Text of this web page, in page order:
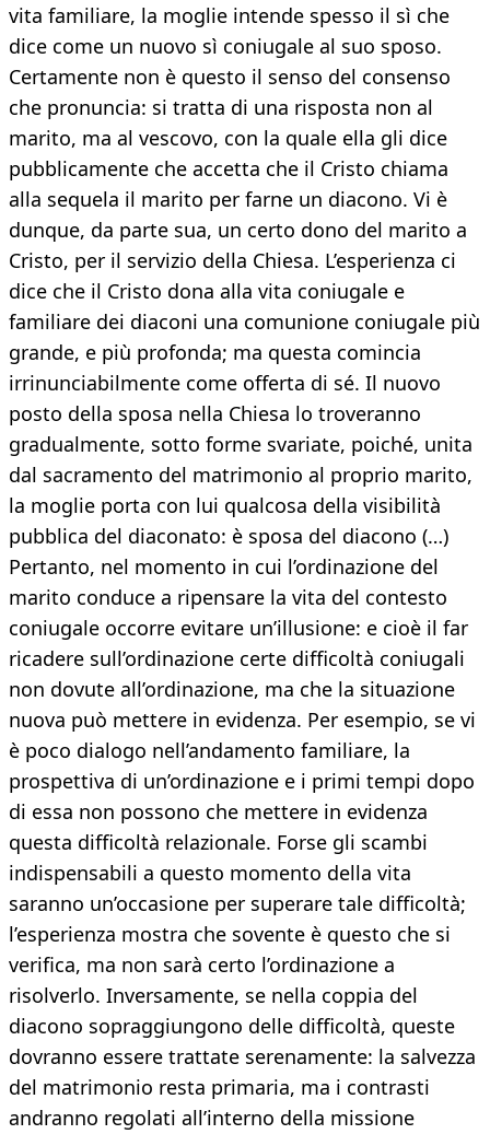
vita familiare, la moglie intende spesso il sì che
dice come un nuovo sì coniugale al suo sposo.
Certamente non è questo il senso del consenso
che pronuncia: si tratta di una risposta non al
marito, ma al vescovo, con la quale ella gli dice
pubblicamente che accetta che il Cristo chiama
alla sequela il marito per farne un diacono. Vi è
dunque, da parte sua, un certo dono del marito a
Cristo, per il servizio della Chiesa. L’esperienza ci
dice che il Cristo dona alla vita coniugale e
familiare dei diaconi una comunione coniugale più
grande, e più profonda; ma questa comincia
irrinunciabilmente come offerta di sé. Il nuovo
posto della sposa nella Chiesa lo troveranno
gradualmente, sotto forme svariate, poiché, unita
dal sacramento del matrimonio al proprio marito,
la moglie porta con lui qualcosa della visibilità
pubblica del diaconato: è sposa del diacono (…)
Pertanto, nel momento in cui l’ordinazione del
marito conduce a ripensare la vita del contesto
coniugale occorre evitare un’illusione: e cioè il far
ricadere sull’ordinazione certe difficoltà coniugali
non dovute all’ordinazione, ma che la situazione
nuova può mettere in evidenza. Per esempio, se vi
è poco dialogo nell’andamento familiare, la
prospettiva di un’ordinazione e i primi tempi dopo
di essa non possono che mettere in evidenza
questa difficoltà relazionale. Forse gli scambi
indispensabili a questo momento della vita
saranno un’occasione per superare tale difficoltà;
l’esperienza mostra che sovente è questo che si
verifica, ma non sarà certo l’ordinazione a
risolverlo. Inversamente, se nella coppia del
diacono sopraggiungono delle difficoltà, queste
dovranno essere trattate serenamente: la salvezza
del matrimonio resta primaria, ma i contrasti
andranno regolati all’interno della missione